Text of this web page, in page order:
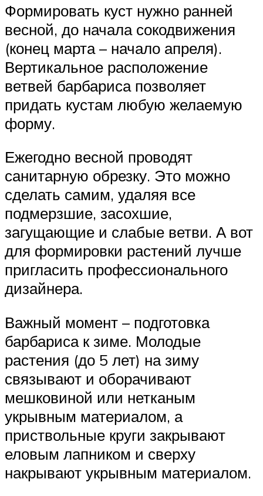
Формировать куст нужно ранней
весной, до начала сокодвижения
(конец марта – начало апреля).
Вертикальное расположение
ветвей барбариса позволяет
придать кустам любую желаемую
форму.
Ежегодно весной проводят
санитарную обрезку. Это можно
сделать самим, удаляя все
подмерзшие, засохшие,
загущающие и слабые ветви. А вот
для формировки растений лучше
пригласить профессионального
дизайнера.
Важный момент – подготовка
барбариса к зиме. Молодые
растения (до 5 лет) на зиму
связывают и оборачивают
мешковиной или нетканым
укрывным материалом, а
приствольные круги закрывают
еловым лапником и сверху
накрывают укрывным материалом.